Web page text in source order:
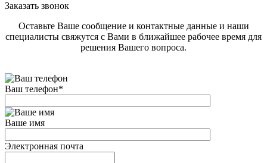
Заказать звонок
Оставьте Ваше сообщение и контактные данные и наши
специалисты свяжутся с Вами в ближайшее рабочее время для
решения Вашего вопроса.
Ваш телефон*
Ваше имя
Электронная почта